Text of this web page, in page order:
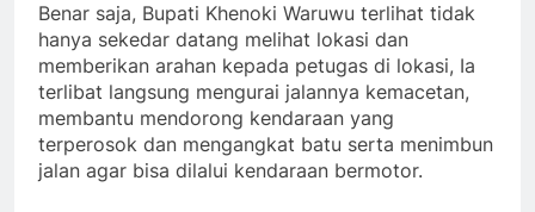
Benar saja, Bupati Khenoki Waruwu terlihat tidak
hanya sekedar datang melihat lokasi dan
memberikan arahan kepada petugas di lokasi, Ia
terlibat langsung mengurai jalannya kemacetan,
membantu mendorong kendaraan yang
terperosok dan mengangkat batu serta menimbun
jalan agar bisa dilalui kendaraan bermotor.